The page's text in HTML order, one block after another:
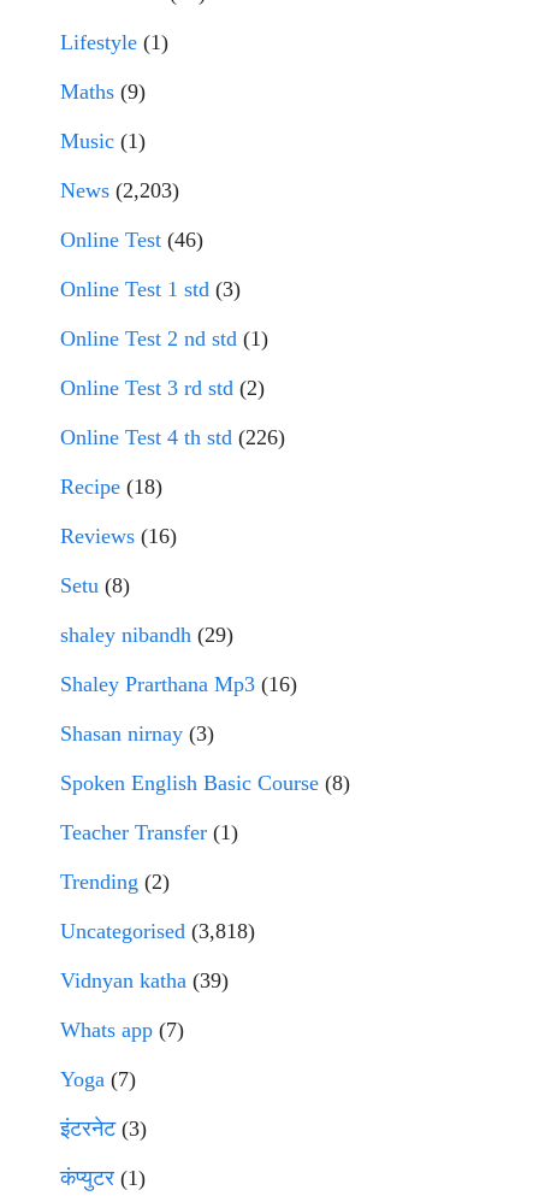
Lifestyle (1)
Maths (9)
Music (1)
News (2,203)
Online Test (46)
Online Test 1 std (3)
Online Test 2 nd std (1)
Online Test 3 rd std (2)
Online Test 4 th std (226)
Recipe (18)
Reviews (16)
Setu (8)
shaley nibandh (29)
Shaley Prarthana Mp3 (16)
Shasan nirnay (3)
Spoken English Basic Course (8)
Teacher Transfer (1)
Trending (2)
Uncategorised (3,818)
Vidnyan katha (39)
Whats app (7)
Yoga (7)
इंटरनेट(3)
कंप्युटर (1)